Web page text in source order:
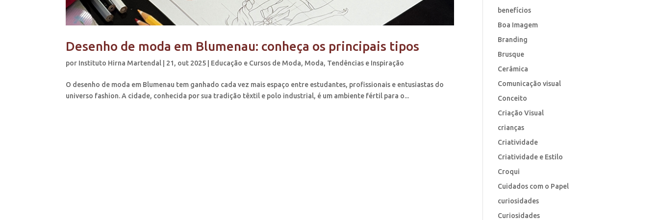
Desenho de moda em Blumenau: conheça os principais tipos
por Instituto Hirna Martendal 21, out 2025 Educação e Cursos de Moda, Moda, Tendências e Inspiração
O desenho de moda em Blumenau tem ganhado cada vez mais espaço entre estudantes, profissionais e entusiastas do
universo fashion. A cidade, conhecida por sua tradição têxtil e polo industrial, é um ambiente fértil para o...
benefícios
Boa Imagem
Branding
Brusque
Cerâmica
Comunicação visual
Conceito
Criação Visual
crianças
Criatividade
Criatividade e Estilo
Croqui
Cuidados com o Papel
curiosidades
Curiosidades